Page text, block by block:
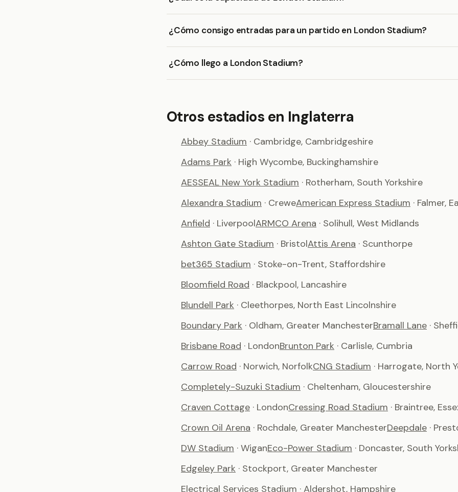
¿Cómo consigo entradas para un partido en London Stadium?
¿Cómo llego a London Stadium?
Otros estadios en Inglaterra
Abbey Stadium · Cambridge, Cambridgeshire
Adams Park · High Wycombe, Buckinghamshire
AESSEAL New York Stadium · Rotherham, South Yorkshire
Alexandra Stadium · CreweAmerican Express Stadium · Falmer,
Anfield · LiverpoolARMCO Arena · Solihull, West Midlands
Ashton Gate Stadium · BristolAttis Arena · Scunthorpe
bet365 Stadium · Stoke-on-Trent, Staffordshire
Bloomfield Road · Blackpool, Lancashire
Blundell Park · Cleethorpes, North East Lincolnshire
Boundary Park · Oldham, Greater ManchesterBramall Lane ·
Brisbane Road · LondonBrunton Park · Carlisle, Cumbria
Carrow Road · Norwich, NorfolkCNG Stadium · Harrogate, North
Completely-Suzuki Stadium · Cheltenham, Gloucestershire
Craven Cottage · LondonCressing Road Stadium · Braintree,
Crown Oil Arena · Rochdale, Greater ManchesterDeepdale ·
DW Stadium · WiganEco-Power Stadium · Doncaster, South
Edgeley Park · Stockport, Greater Manchester
Electrical Services Stadium · Aldershot, Hampshire